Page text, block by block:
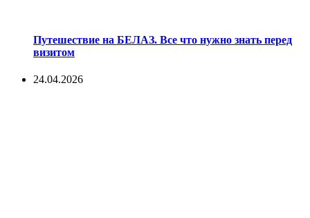
Путешествие на БЕЛАЗ. Все что нужно знать перед
визитом
24.04.2026